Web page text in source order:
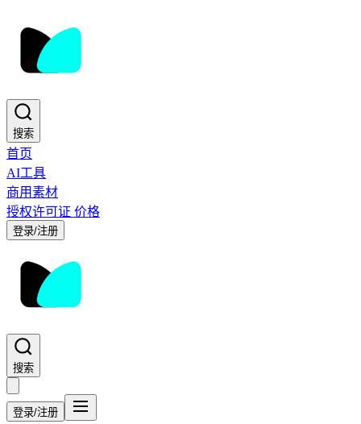
搜索
首页
AI工具
商用素材
授权许可证 价格
登录/注册
搜索
登录/注册